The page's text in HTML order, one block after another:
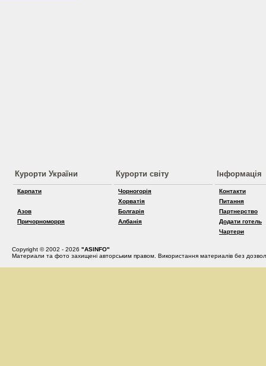
Курорти України
Карпати
Азов
Причорноморря
Курорти світу
Чорногорія
Хорватія
Болгарія
Албанія
Інформація
Контакти
Питання
Партнерство
Додати готель
Чартери
Copyright © 2002 - 2026 "ASINFO"
Материали та фото захищені авторським правом. Використання материалів без